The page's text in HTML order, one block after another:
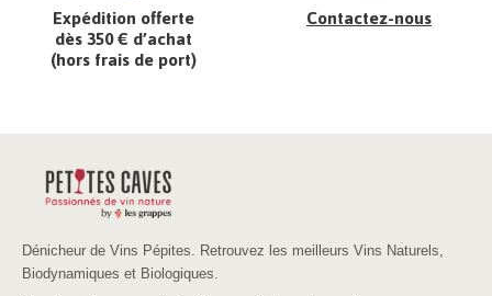
Expédition offerte
dès 350 € d’achat
(hors frais de port)
Contactez-nous
Dénicheur de Vins Pépites. Retrouvez les meilleurs Vins Naturels,
Biodynamiques et Biologiques.